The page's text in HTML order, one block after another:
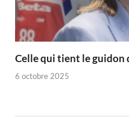
Celle qui tient le guidon
6 octobre 2025